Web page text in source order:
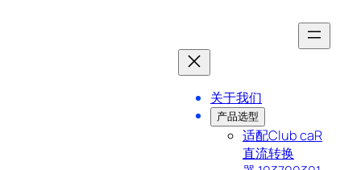
关于我们
产品选型
适配Club caR
直流转换